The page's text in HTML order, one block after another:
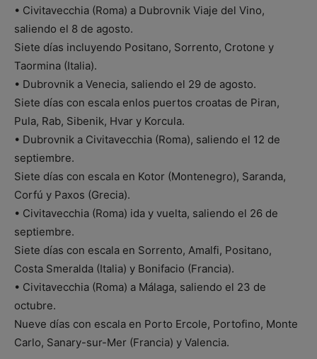
• Civitavecchia (Roma) a Dubrovnik Viaje del Vino,
saliendo el 8 de agosto.
Siete días incluyendo Positano, Sorrento, Crotone y
Taormina (Italia).
• Dubrovnik a Venecia, saliendo el 29 de agosto.
Siete días con escala enlos puertos croatas de Piran,
Pula, Rab, Sibenik, Hvar y Korcula.
• Dubrovnik a Civitavecchia (Roma), saliendo el 12 de
septiembre.
Siete días con escala en Kotor (Montenegro), Saranda,
Corfú y Paxos (Grecia).
• Civitavecchia (Roma) ida y vuelta, saliendo el 26 de
septiembre.
Siete días con escala en Sorrento, Amalfi, Positano,
Costa Smeralda (Italia) y Bonifacio (Francia).
• Civitavecchia (Roma) a Málaga, saliendo el 23 de
octubre.
Nueve días con escala en Porto Ercole, Portofino, Monte
Carlo, Sanary-sur-Mer (Francia) y Valencia.